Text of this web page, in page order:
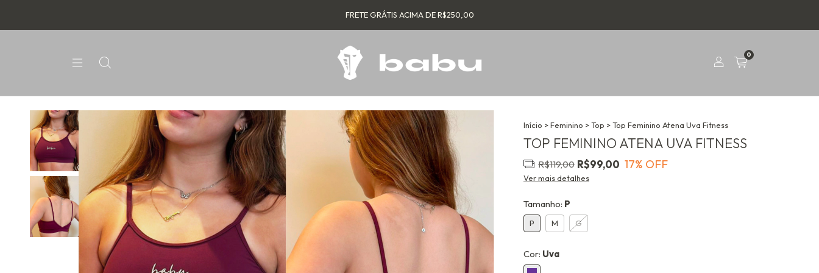
FRETE GRÁTIS ACIMA DE R$250,00
0
Início >Feminino >Top >Top Feminino Atena Uva Fitness
TOP FEMININO ATENA UVA FITNESS
R$119,00 R$99,00 17% OFF
Ver mais detalhes
Tamanho: P
P M G
Cor: Uva